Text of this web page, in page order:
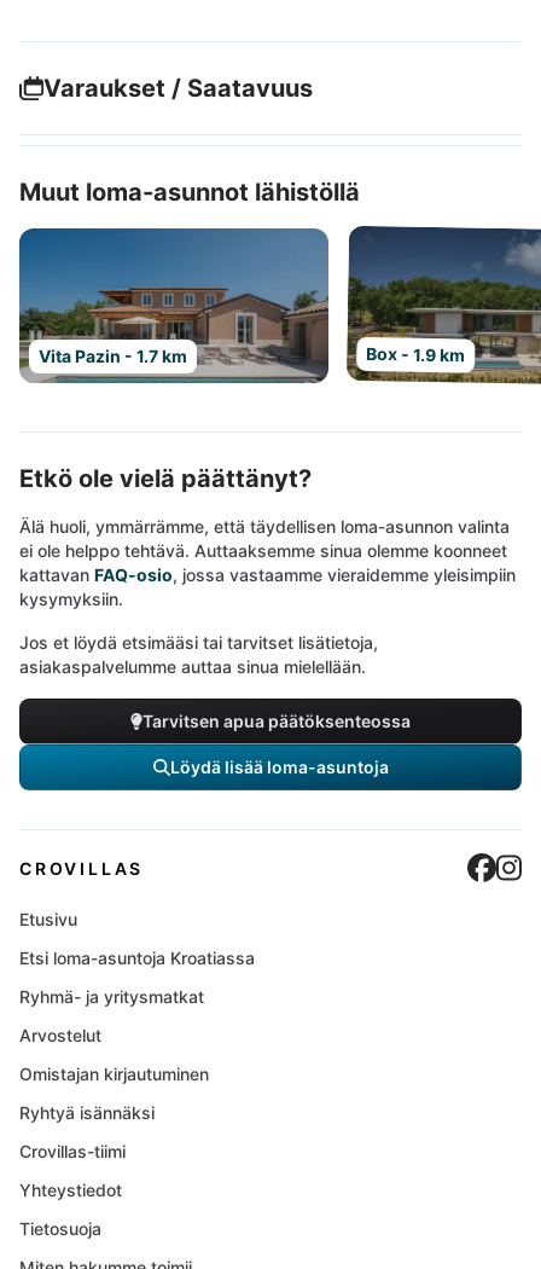
Varaukset / Saatavuus
Muut loma-asunnot lähistöllä
Vita Pazin - 1.7 km Box - 1.9 km
Etkö ole vielä päättänyt?
Älä huoli, ymmärrämme, että täydellisen loma-asunnon valinta
ei ole helppo tehtävä. Auttaaksemme sinua olemme koonneet
kattavan FAQ-osio, jossa vastaamme vieraidemme yleisimpiin
kysymyksiin.
Jos et löydä etsimääsi tai tarvitset lisätietoja,
asiakaspalvelumme auttaa sinua mielellään.
Tarvitsen apua päätöksenteossa
Löydä lisää loma-asuntoja
CROVILLAS
Etusivu
Etsi loma-asuntoja Kroatiassa
Ryhmä- ja yritysmatkat
Arvostelut
Omistajan kirjautuminen
Ryhtyä isännäksi
Crovillas-tiimi
Yhteystiedot
Tietosuoja